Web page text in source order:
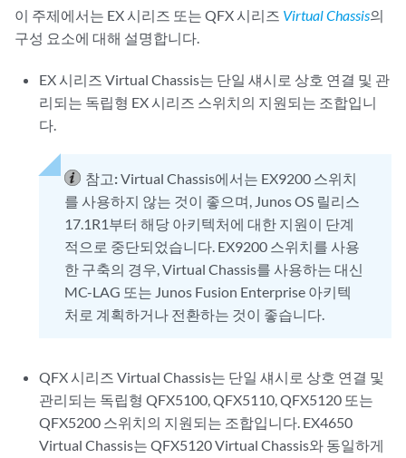
이 주제에서는 EX 시리즈 또는 QFX 시리즈 Virtual Chassis의
구성 요소에 대해 설명합니다.
EX 시리즈 Virtual Chassis는 단일 섀시로 상호 연결 및 관
리되는 독립형 EX 시리즈 스위치의 지원되는 조합입니
다.
참고:Virtual Chassis에서는 EX9200 스위치
를 사용하지 않는 것이 좋으며, Junos OS 릴리스
17.1R1부터 해당 아키텍처에 대한 지원이 단계
적으로 중단되었습니다. EX9200 스위치를 사용
한 구축의 경우, Virtual Chassis를 사용하는 대신
MC-LAG 또는 Junos Fusion Enterprise 아키텍
처로 계획하거나 전환하는 것이 좋습니다.
QFX 시리즈 Virtual Chassis는 단일 섀시로 상호 연결 및
관리되는 독립형 QFX5100, QFX5110, QFX5120 또는
QFX5200 스위치의 지원되는 조합입니다. EX4650
Virtual Chassis는 QFX5120 Virtual Chassis와 동일하게